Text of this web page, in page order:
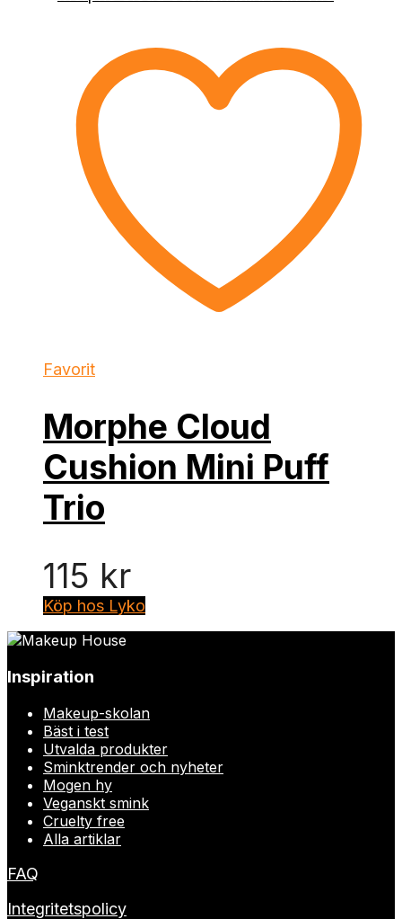
Favorit
Morphe Cloud
Cushion Mini Puff
Trio
115 kr
Köp hos Lyko
Inspiration
Makeup-skolan
Bäst i test
Utvalda produkter
Sminktrender och nyheter
Mogen hy
Veganskt smink
Cruelty free
Alla artiklar
FAQ
Integritetspolicy